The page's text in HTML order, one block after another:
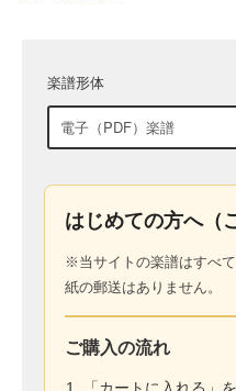
楽譜形体
はじめての方へ（
※当サイトの楽譜はすべて
紙の郵送はありません。
ご購入の流れ
「カートに入れる」